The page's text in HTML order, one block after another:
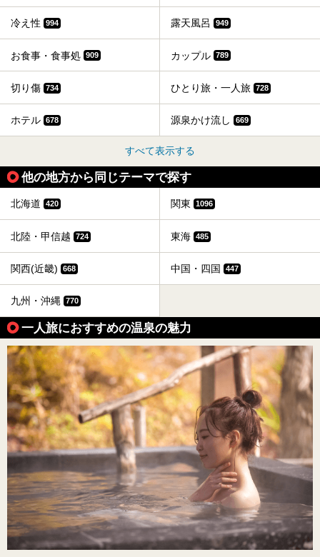
冷え性 994 露天風呂 949
お食事・食事処 909 カップル 789
切り傷 734 ひとり旅・一人旅 728
ホテル 678 源泉かけ流し 669
すべて表示する
他の地方から同じテーマで探す
北海道 420 関東 1096
北陸・甲信越 724 東海 485
関西(近畿) 668 中国・四国 447
九州・沖縄 770
一人旅におすすめの温泉の魅力